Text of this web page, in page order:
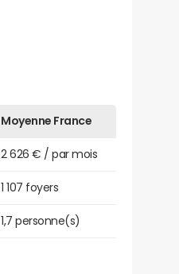
Moyenne France
2 626 € / par mois
1 107 foyers
1,7 personne(s)